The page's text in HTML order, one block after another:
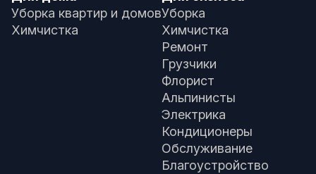
Уборка квартир и домов
Химчистка
Уборка
Химчистка
Ремонт
Грузчики
Флорист
Альпинисты
Электрика
Кондиционеры
Обслуживание
Благоустройство